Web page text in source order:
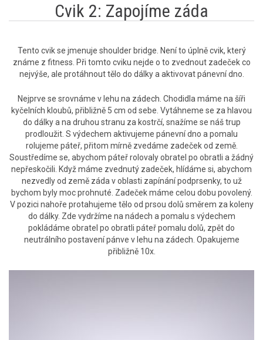
Cvik 2: Zapojíme záda
Tento cvik se jmenuje shoulder bridge. Není to úplně cvik, který
známe z fitness. Při tomto cviku nejde o to zvednout zadeček co
nejvýše, ale protáhnout tělo do dálky a aktivovat pánevní dno.
Nejprve se srovnáme v lehu na zádech. Chodidla máme na šíři
kyčelních kloubů, přibližně 5 cm od sebe. Vytáhneme se za hlavou
do dálky a na druhou stranu za kostrčí, snažíme se náš trup
prodloužit. S výdechem aktivujeme pánevní dno a pomalu
rolujeme páteř, přitom mírně zvedáme zadeček od země.
Soustředíme se, abychom páteř rolovaly obratel po obratli a žádný
nepřeskočili. Když máme zvednutý zadeček, hlídáme si, abychom
nezvedly od země záda v oblasti zapínání podprsenky, to už
bychom byly moc prohnuté. Zadeček máme celou dobu povolený.
V pozici nahoře protahujeme tělo od prsou dolů směrem za koleny
do dálky. Zde vydržíme na nádech a pomalu s výdechem
pokládáme obratel po obratli páteř pomalu dolů, zpět do
neutrálního postavení pánve v lehu na zádech. Opakujeme
přibližně 10x.